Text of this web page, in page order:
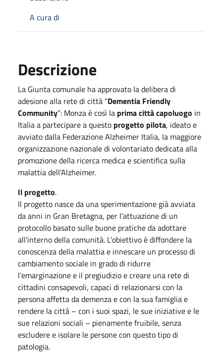
A cura di
Descrizione
La Giunta comunale ha approvato la delibera di
adesione alla rete di città “Dementia Friendly
Community”: Monza è così la prima città capoluogo in
Italia a partecipare a questo progetto pilota, ideato e
avviato dalla Federazione Alzheimer Italia, la maggiore
organizzazione nazionale di volontariato dedicata alla
promozione della ricerca medica e scientifica sulla
malattia dell’Alzheimer.
Il progetto.
Il progetto nasce da una sperimentazione già avviata
da anni in Gran Bretagna, per l’attuazione di un
protocollo basato sulle buone pratiche da adottare
all’interno della comunità. L’obiettivo è diffondere la
conoscenza della malattia e innescare un processo di
cambiamento sociale in grado di ridurre
l’emarginazione e il pregiudizio e creare una rete di
cittadini consapevoli, capaci di relazionarsi con la
persona affetta da demenza e con la sua famiglia e
rendere la città – con i suoi spazi, le sue iniziative e le
sue relazioni sociali – pienamente fruibile, senza
escludere e isolare le persone con questo tipo di
patologia.